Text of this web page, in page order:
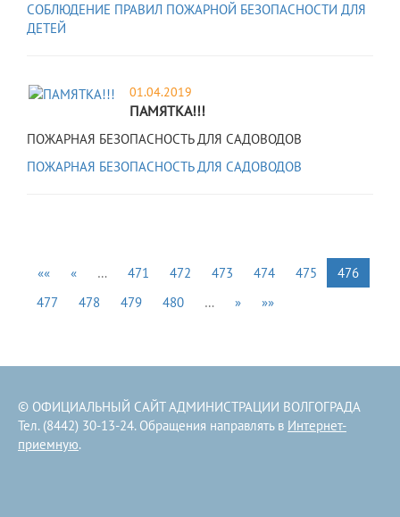
СОБЛЮДЕНИЕ ПРАВИЛ ПОЖАРНОЙ БЕЗОПАСНОСТИ ДЛЯ
ДЕТЕЙ
01.04.2019
ПАМЯТКА!!!
ПОЖАРНАЯ БЕЗОПАСНОСТЬ ДЛЯ САДОВОДОВ
ПОЖАРНАЯ БЕЗОПАСНОСТЬ ДЛЯ САДОВОДОВ
«« « … 471 472 473 474 475
476
477
478 479 480 … » »»
© ОФИЦИАЛЬНЫЙ САЙТ АДМИНИСТРАЦИИ ВОЛГОГРАДА
Тел. (8442) 30-13-24. Обращения направлять в Интернет-
приемную.